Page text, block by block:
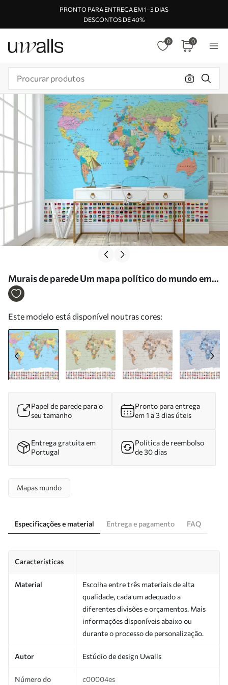
PRONTO PARA ENTREGA EM 1–3 DIAS
DESCONTOS DE 40%
0 0
Murais de parede Um mapa político do mundo em
tons de verde-oliva com bandeiras em espanhol Nr.
Este modelo está disponível noutras cores:
Papel de parede para o
seu tamanho
Pronto para entrega
em 1 a 3 dias úteis
Entrega gratuita em
Portugal
Política de reembolso
de 30 dias
Mapas mundo
Especificações e material Entrega e pagamento FAQ
Características
Material
Escolha entre três materiais de alta
qualidade, cada um adequado a
diferentes divisões e orçamentos. Mais
informações disponíveis abaixo ou
durante o processo de personalização.
Autor Estúdio de design Uwalls
Número do
c00004es